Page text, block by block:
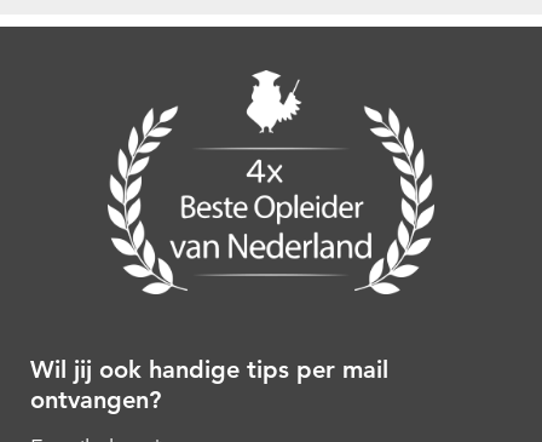
Wil jij ook handige tips per mail
ontvangen?